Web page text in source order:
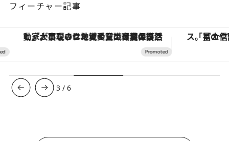
フィーチャー記事
「大事なのは地域の意識を変えること」。ロレックス賞受賞の自然保護活動家が実現させたナイジェリアの自然環境の復活
3 /6